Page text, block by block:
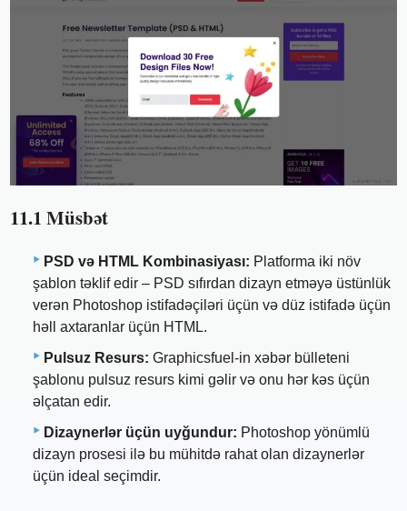
11.1 Müsbət
PSD və HTML Kombinasiyası: Platforma iki növ
şablon təklif edir – PSD sıfırdan dizayn etməyə üstünlük
verən Photoshop istifadəçiləri üçün və düz istifadə üçün
həll axtaranlar üçün HTML.
Pulsuz Resurs: Graphicsfuel-in xəbər bülleteni
şablonu pulsuz resurs kimi gəlir və onu hər kəs üçün
əlçatan edir.
Dizaynerlər üçün uyğundur: Photoshop yönümlü
dizayn prosesi ilə bu mühitdə rahat olan dizaynerlər
üçün ideal seçimdir.